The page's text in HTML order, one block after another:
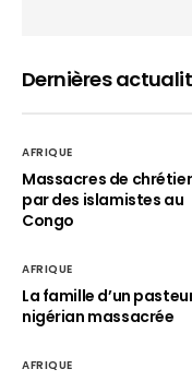
Dernières
AFRIQUE
Massacres de
par des islamistes au
Congo
AFRIQUE
La famille d’un
nigérian massacrée
AFRIQUE